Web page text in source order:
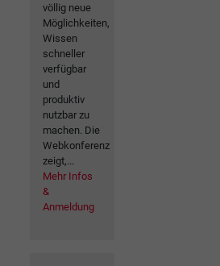
völlig neue
Möglichkeiten,
Wissen
schneller
verfügbar
und
produktiv
nutzbar zu
machen. Die
Webkonferenz
zeigt,...
Mehr Infos
&
Anmeldung